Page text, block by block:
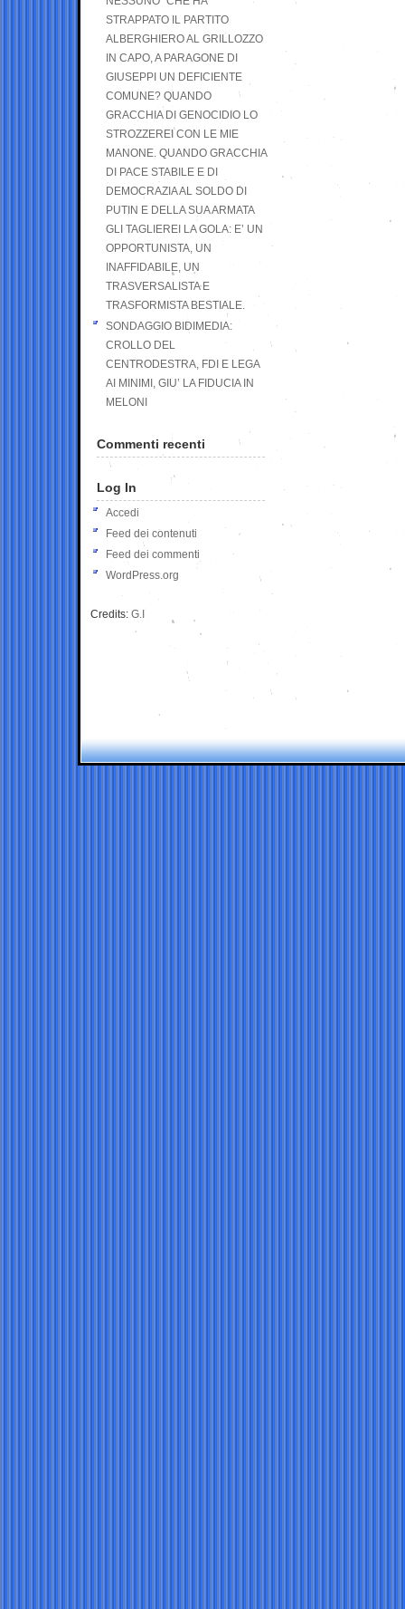
STRAPPATO IL PARTITO
ALBERGHIERO AL GRILLOZZO
IN CAPO, A PARAGONE DI
GIUSEPPI UN DEFICIENTE
COMUNE? QUANDO
GRACCHIA DI GENOCIDIO LO
STROZZEREI CON LE MIE
MANONE. QUANDO GRACCHIA
DI PACE STABILE E DI
DEMOCRAZIA AL SOLDO DI
PUTIN E DELLA SUA ARMATA
GLI TAGLIEREI LA GOLA: E’ UN
OPPORTUNISTA, UN
INAFFIDABILE, UN
TRASVERSALISTA E
TRASFORMISTA BESTIALE.
SONDAGGIO BIDIMEDIA:
CROLLO DEL
CENTRODESTRA, FDI E LEGA
AI MINIMI, GIU’ LA FIDUCIA IN
MELONI
Commenti recenti
Log In
Accedi
Feed dei contenuti
Feed dei commenti
WordPress.org
Credits: G.I